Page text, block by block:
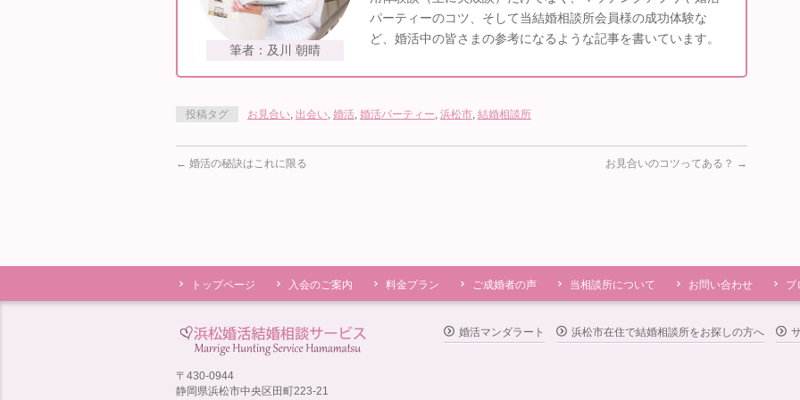
筆者：及川 朝晴
パーティーのコツ、そして当結婚相談所会員様の成功体験な
ど、婚活中の皆さまの参考になるような記事を書いています。
投稿タグ お見合い, 出会い, 婚活, 婚活パーティー, 浜松市, 結婚相談所
← 婚活の秘訣はこれに限る お見合いのコツってある？ →
トップページ 入会のご案内 料金プラン ご成婚者の声 当相談所について お問い合わせ ブ
〒430-0944
静岡県浜松市中央区田町223-21
婚活マンダラート 浜松市在住で結婚相談所をお探しの方へ